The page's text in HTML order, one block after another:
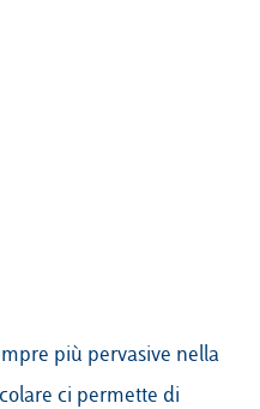
più pervasive nella
ci permette di